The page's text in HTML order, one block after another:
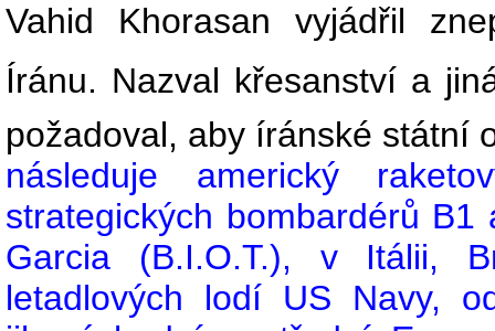
Vahid Khorasan vyjádřil
Íránu. Nazval křesanství a
požadoval, aby íránské státní
následuje americký
strategických bombardérů
Garcia (B.I.O.T.), v Itálii,
letadlových lodí US Navy,